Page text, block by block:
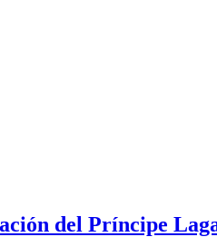
del Príncipe